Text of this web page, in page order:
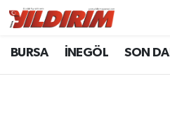
BURSA İNEGÖL SON
BURSA
Bursa Nöbetçi